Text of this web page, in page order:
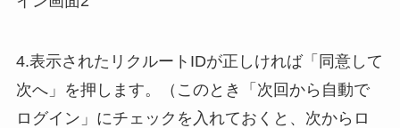
4.表示されたリクルートIDが正しければ「同意して
次へ」を押します。（このとき「次回から自動で
ログイン」にチェックを入れておくと、次からロ